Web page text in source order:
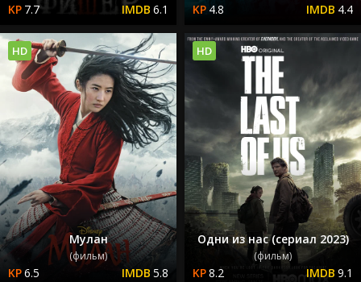
7.7 6.1 4.8 4.4
Мулан
(фильм)
6.5 5.8
HD
Одни из нас (сериал 2023)
(фильм)
8.2 9.1
HD